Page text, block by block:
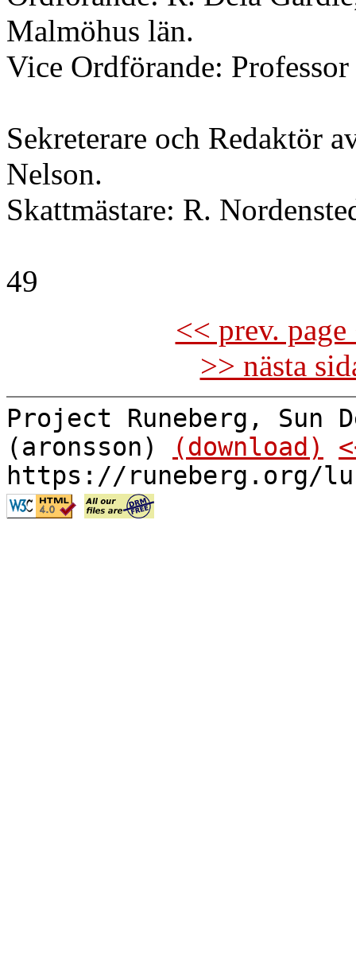
Malmöhus län.
Vice Ordförande:
Sekreterare och Redaktör
Nelson.
Skattmästare: R.
49
<< prev.
>> nästa
Project Runeberg, Sun
(aronsson)
(download)
https://runeberg.org/